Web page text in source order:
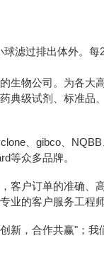
滤过排出体外。
生物公司。为各大
典级试剂、标准品
、gibco、NQBB
等众多品牌。
客户订单的准确、
业的客户服务工程
新，合作共赢"；